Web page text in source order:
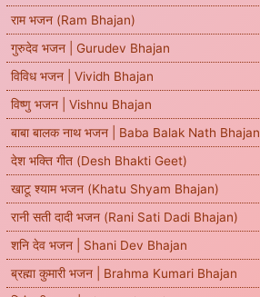
राम भजन (Ram Bhajan)
गुरुदेव भजन | Gurudev Bhajan
विविध भजन | Vividh Bhajan
विष्णु भजन | Vishnu Bhajan
बाबा बालक नाथ भजन | Baba Balak Nath Bhajan
देश भक्ति गीत (Desh Bhakti Geet)
खाटू श्याम भजन (Khatu Shyam Bhajan)
रानी सती दादी भजन (Rani Sati Dadi Bhajan)
शनि देव भजन | Shani Dev Bhajan
ब्रह्मा कुमारी भजन | Brahma Kumari Bhajan